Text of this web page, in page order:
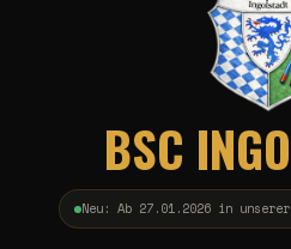
BSC
Neu: Ab 27.01.2026 in